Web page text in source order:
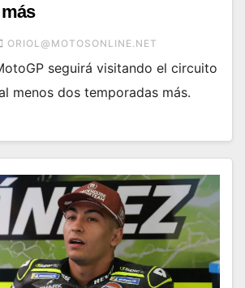
ORIOL@MOTOSONLINE.NET
seguirá visitando el circuito
menos dos temporadas más.